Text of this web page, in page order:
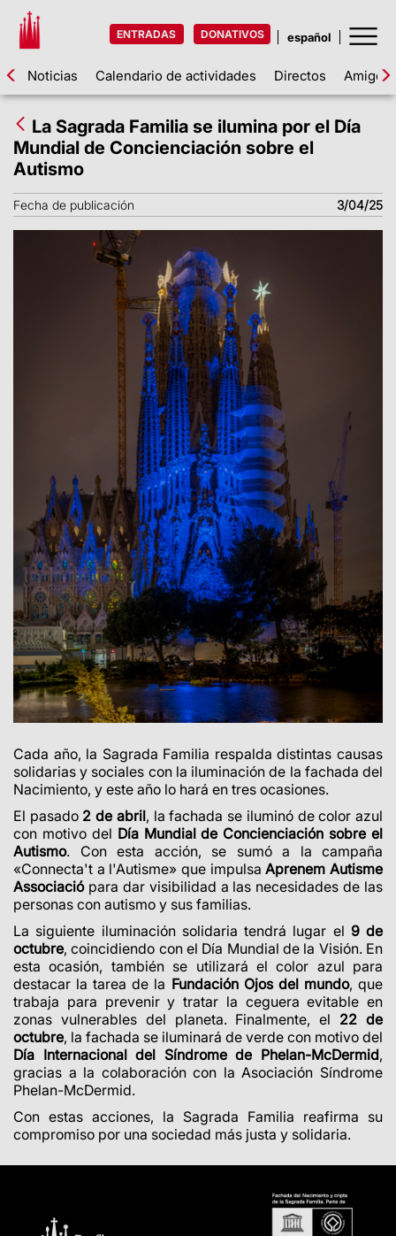
ENTRADAS DONATIVOS
Noticias Calendario de actividades Directos Amigos
La Sagrada Familia se ilumina por el Día
Mundial de Concienciación sobre el
Autismo
Fecha de publicación 3/04/25
Cada año, la Sagrada Familia respalda distintas causas
solidarias y sociales con la iluminación de la fachada del
Nacimiento, y este año lo hará en tres ocasiones.
El pasado2 de abril, la fachada se iluminó de color azul
con motivo del Día Mundial de Concienciación sobre el
Autismo. Con esta acción, se sumó a la campaña
«Connecta't a l'Autisme» que impulsaAprenem Autisme
Associaciópara dar visibilidad a las necesidades de las
personas con autismo y sus familias.
La siguiente iluminación solidaria tendrá lugar el 9 de
octubre, coincidiendo con el Día Mundial de la Visión. En
esta ocasión, también se utilizará el color azul para
destacar la tarea de la Fundación Ojos del mundo, que
trabaja para prevenir y tratar la ceguera evitable en
zonas vulnerables del planeta. Finalmente, el 22 de
octubre, la fachada se iluminará de verde con motivo del
Día Internacional del Síndrome de Phelan-McDermid,
gracias a la colaboración con la Asociación Síndrome
Phelan-McDermid.
Con estas acciones, la Sagrada Familia reafirma su
compromiso por una sociedad más justa y solidaria.